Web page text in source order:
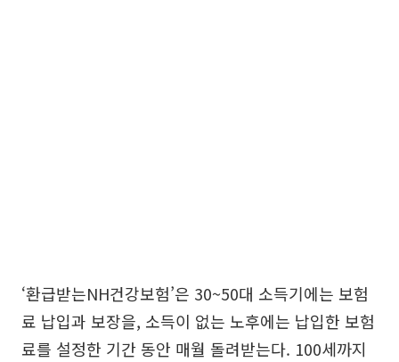
‘환급받는NH건강보험’은 30~50대 소득기에는 보험
료 납입과 보장을, 소득이 없는 노후에는 납입한 보험
료를 설정한 기간 동안 매월 돌려받는다. 100세까지